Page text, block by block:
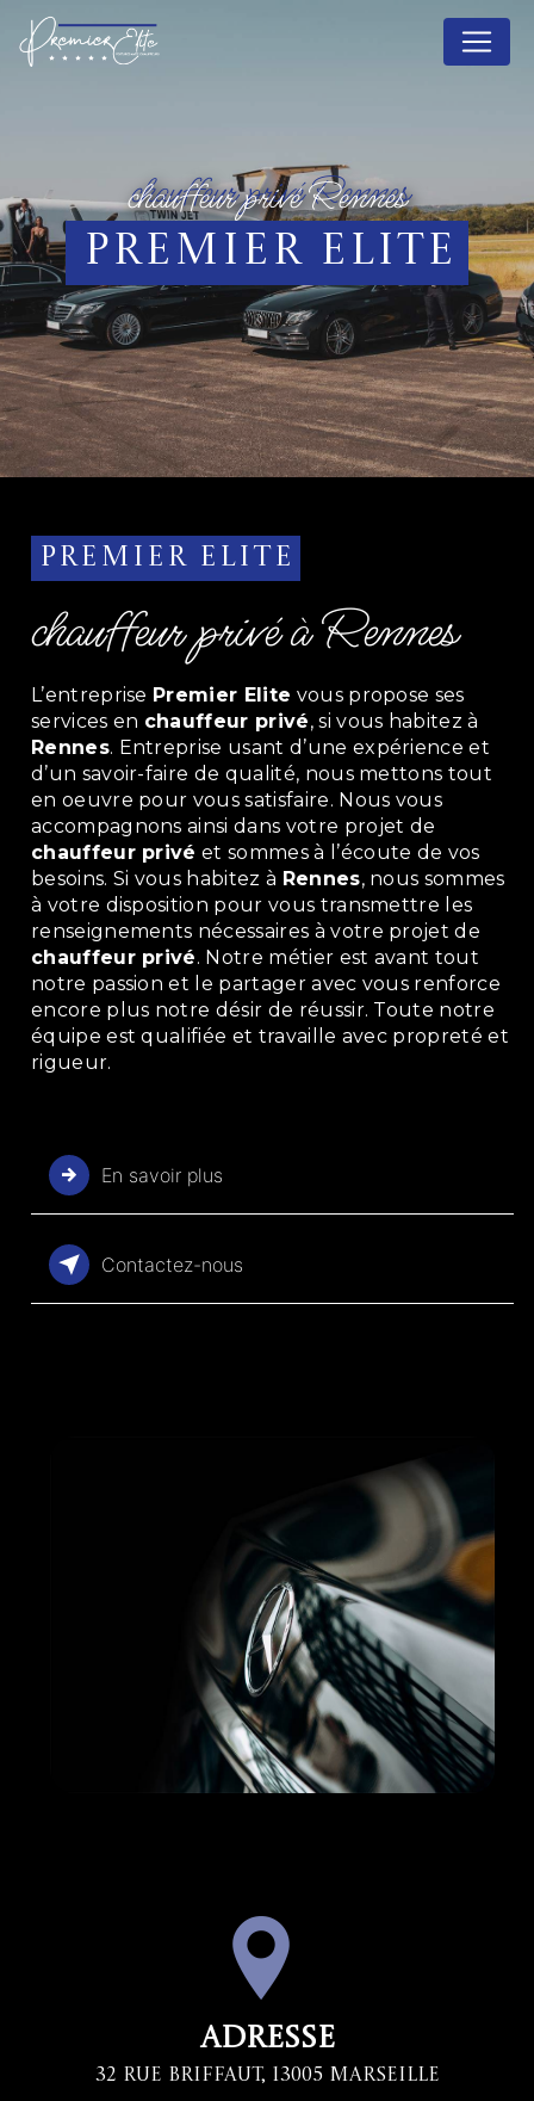
chauffeur privé Rennes
Premier Elite
Premier Elite
chauffeur privé à Rennes
L’entreprise Premier Elite vous propose ses
services en chauffeur privé, si vous habitez à
Rennes. Entreprise usant d’une expérience et
d’un savoir-faire de qualité, nous mettons tout
en oeuvre pour vous satisfaire. Nous vous
accompagnons ainsi dans votre projet de
chauffeur privé et sommes à l’écoute de vos
besoins. Si vous habitez à Rennes, nous sommes
à votre disposition pour vous transmettre les
renseignements nécessaires à votre projet de
chauffeur privé. Notre métier est avant tout
notre passion et le partager avec vous renforce
encore plus notre désir de réussir. Toute notre
équipe est qualifiée et travaille avec propreté et
rigueur.
En savoir plus
Contactez-nous
Adresse
32 Rue Briffaut, 13005 Marseille
Panneau de gestion des cookies